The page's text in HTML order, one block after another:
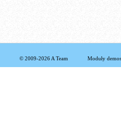
© 2009-2026 A Team Moduły